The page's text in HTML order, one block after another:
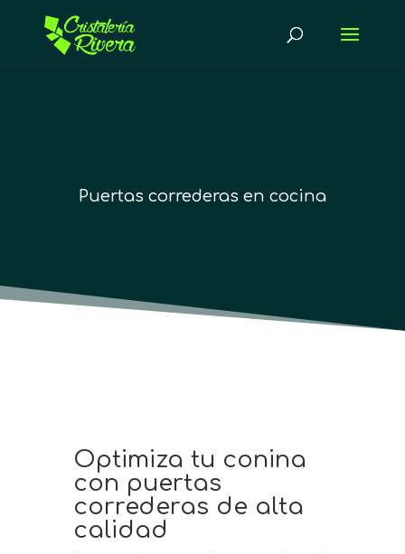
Puertas correderas en cocina
Optimiza tu conina
con puertas
correderas de alta
calidad